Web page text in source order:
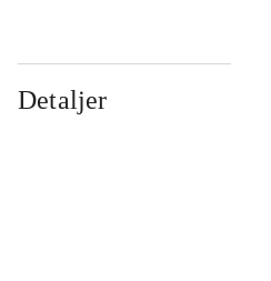
Detaljer